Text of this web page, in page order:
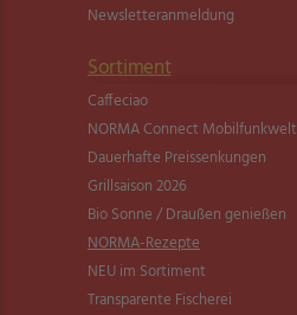
Newsletter­anmeldung
Sortiment
Caffeciao
NORMA Connect Mobilfunkwelt
Dauerhafte Preissenkungen
Grillsaison 2026
Bio Sonne / Draußen genießen
NORMA-Rezepte
NEU im Sortiment
Transparente Fischerei